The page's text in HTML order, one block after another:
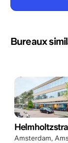
Bureaux
Amsterdam,